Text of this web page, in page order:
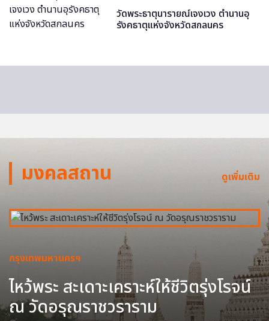
วัดพระธาตุนารายณ์เจงเวง ตำนานอุ
รังคธาตุแห่งจังหวัดสกลนคร
มงคลสถาน ดูเพิ่มเติม
กรุงเทพมหานครฯ
ไหว้พระ สะเดาะเคราะห์ให้ชีวิตรุ่งโรจน์
ณ วัดอรุณราชวราราม